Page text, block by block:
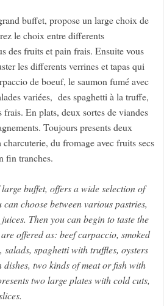
buffet, propose un large choix de
le choix entre differents
des fruits et pain frais. Ensuite vous
les differents verrines et tapas qui
de boeuf, le saumon fumé avec
variées, des spaghetti à la truffe,
frais. En plats, deux sortes de viandes
Toujours presents deux
charcuterie, du fromage avec fruits secs
fin tranches.
buffet, offers a wide selection of
can choose between various pastries,
Then you can begin to taste the
offered as: beef carpaccio, smoked
spaghetti with truffles, oysters
dishes, two kinds of meat or fish with
two large plates with cold cuts,